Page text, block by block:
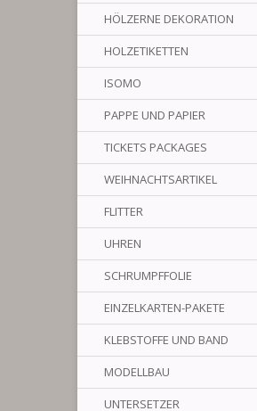
HÖLZERNE DEKORATION
HOLZETIKETTEN
ISOMO
PAPPE UND PAPIER
TICKETS PACKAGES
WEIHNACHTSARTIKEL
FLITTER
UHREN
SCHRUMPFFOLIE
EINZELKARTEN-PAKETE
KLEBSTOFFE UND BAND
MODELLBAU
UNTERSETZER